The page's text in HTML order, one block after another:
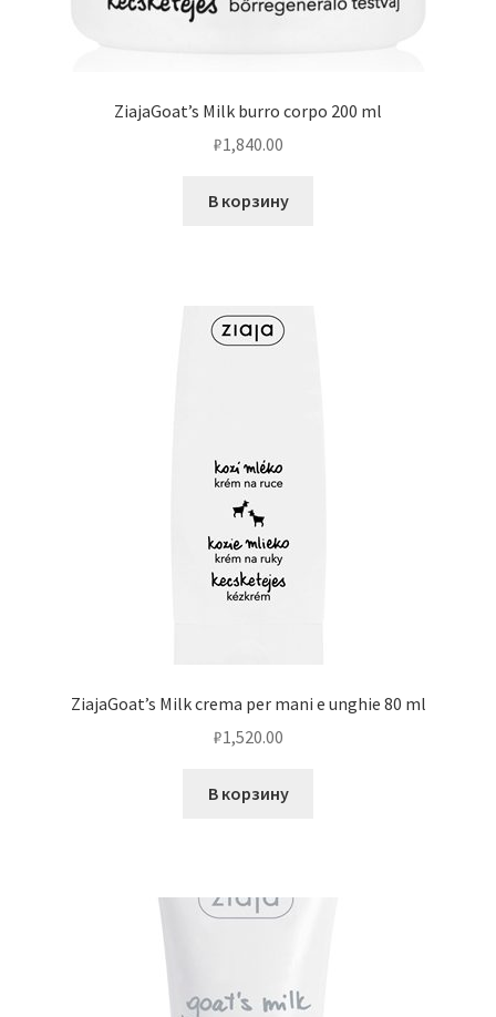
ZiajaGoat’s Milk burro corpo 200 ml
₽1,840.00
В корзину
ZiajaGoat’s Milk crema per mani e unghie 80 ml
₽1,520.00
В корзину